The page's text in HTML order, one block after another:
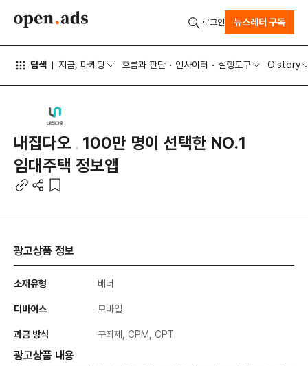
탐색 지금, 마케팅 흐름과 판단 인사이터 실행도구 O'story
로그인 뉴스레터 구독
내집다오
100만 명이 선택한 NO.1
임대주택 정보앱
광고상품 정보
소재유형 배너
디바이스 모바일
과금 방식 구좌제, CPM, CPT
광고상품 내용